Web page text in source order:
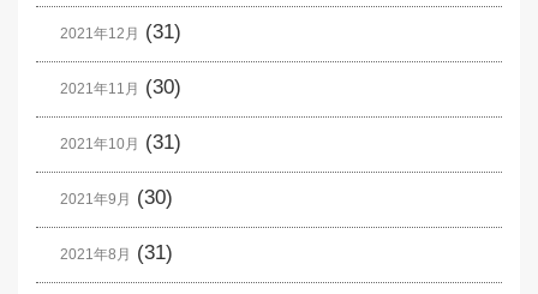
2021年12月 (31)
2021年11月 (30)
2021年10月 (31)
2021年9月 (30)
2021年8月 (31)